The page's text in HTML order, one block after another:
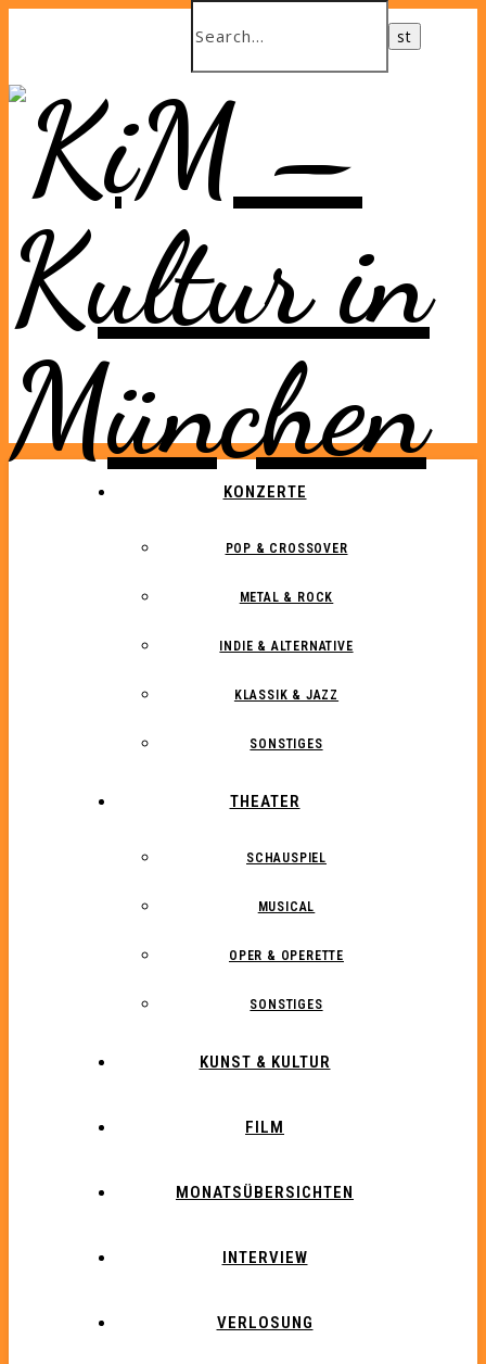
KONZERTE
POP & CROSSOVER
METAL & ROCK
INDIE & ALTERNATIVE
KLASSIK & JAZZ
SONSTIGES
THEATER
SCHAUSPIEL
MUSICAL
OPER & OPERETTE
SONSTIGES
KUNST & KULTUR
FILM
MONATSÜBERSICHTEN
INTERVIEW
VERLOSUNG